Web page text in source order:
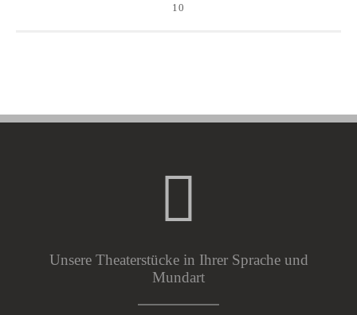
10
Unsere Theaterstücke in Ihrer Sprache und
Mundart